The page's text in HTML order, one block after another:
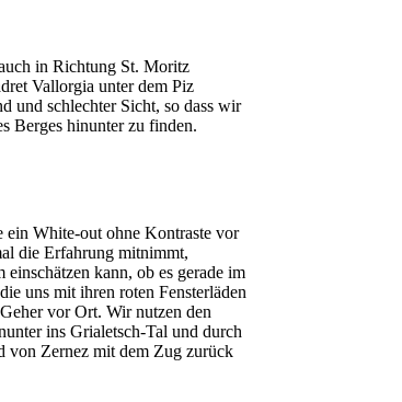
in Richtung St. Moritz
Vallorgia unter dem Piz
und schlechter Sicht, so dass wir
Berges hinunter zu finden.
ein White-out ohne Kontraste vor
die Erfahrung mitnimmt,
kann, ob es gerade im
uns mit ihren roten Fensterläden
vor Ort. Wir nutzen den
ins Grialetsch-Tal und durch
von Zernez mit dem Zug zurück